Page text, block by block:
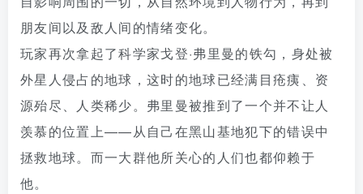
朋友间以及敌人间的情绪变化。
玩家再次拿起了科学家戈登·弗里曼的铁勾，身处被
外星人侵占的地球，这时的地球已经满目疮痍、资
源殆尽、人类稀少。弗里曼被推到了一个并不让人
羡慕的位置上——从自己在黑山基地犯下的错误中
拯救地球。而一大群他所关心的人们也都仰赖于
他。